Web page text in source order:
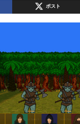
ポスト